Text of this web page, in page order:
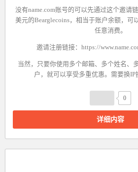
没有name.com账号的可以先通过这个邀请
美元的Bearglecoins，相当于账户余额，可
任意消费。
邀请注册链接： https://
当然，只要你使用多个邮箱、多个姓名、
户，就可以享受多重优惠。需要换IP
0
详细内容